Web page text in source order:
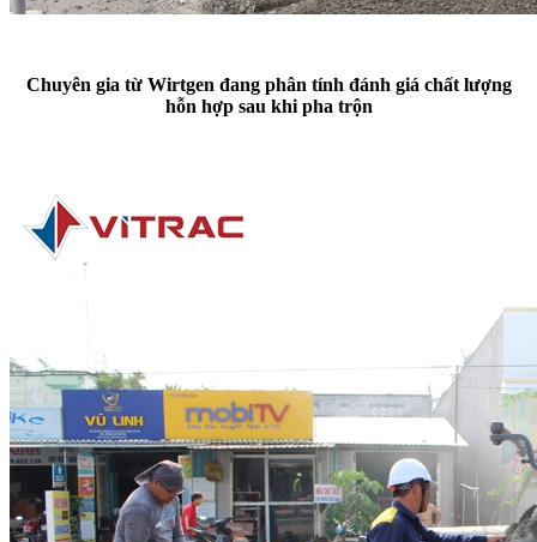
Chuyên gia từ Wirtgen đang phân tính đánh giá chất lượng
hỗn hợp sau khi pha trộn